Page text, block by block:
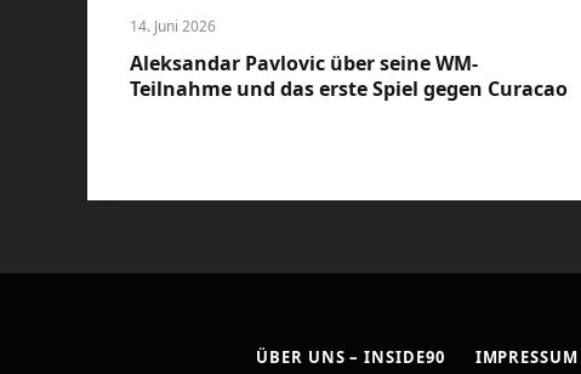
14. Juni 2026
Aleksandar Pavlovic über seine WM-
Teilnahme und das erste Spiel gegen Curacao
ÜBER UNS – INSIDE90 IMPRESSUM